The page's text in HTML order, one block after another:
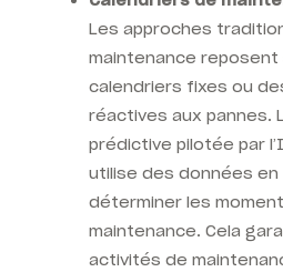
Les approches
maintenance
calendriers fixes ou
réactives aux pannes.
prédictive pilotée par
utilise des données
déterminer les
maintenance. Cela
activités de